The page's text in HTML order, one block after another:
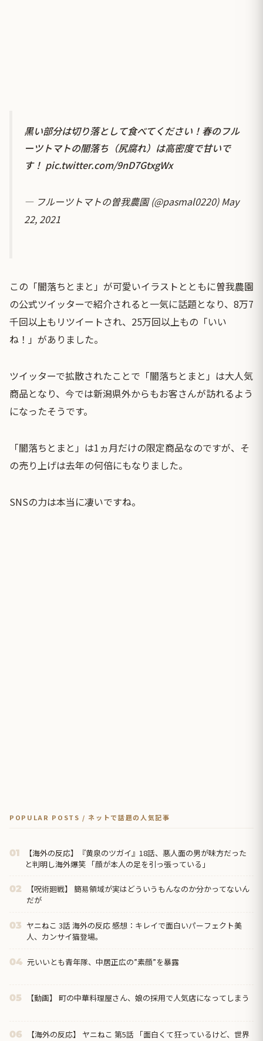
黒い部分は切り落として食べてください！春のフル
ーツトマトの闇落ち（尻腐れ）は高密度で甘いで
す！ pic.twitter.com/9nD7GtxgWx
— フルーツトマトの曽我農園 (@pasmal0220)May
22, 2021
この「闇落ちとまと」が可愛いイラストとともに曽我農園
の公式ツイッターで紹介されると一気に話題となり、8万7
千回以上もリツイートされ、25万回以上もの「いい
ね！」がありました。
ツイッターで拡散されたことで「闇落ちとまと」は大人気
商品となり、今では新潟県外からもお客さんが訪れるよう
になったそうです。
「闇落ちとまと」は1ヵ月だけの限定商品なのですが、そ
の売り上げは去年の何倍にもなりました。
SNSの力は本当に凄いですね。
POPULAR POSTS / ネットで話題の人気記事
01
【海外の反応】『黄泉のツガイ』18話、悪人面の男が味方だった
と判明し海外爆笑 「顔が本人の足を引っ張っている」
02
【呪術廻戦】 簡易領域が実はどういうもんなのか分かってないん
だが
03 ヤニねこ 3話 海外の反応 感想：キレイで面白いパーフェクト美
人、カンサイ猫登場。
04 元いいとも青年隊、中居正広の”素顔”を暴露
05 【動画】 町の中華料理屋さん、娘の採用で人気店になってしまう
06
【海外の反応】 ヤニねこ 第5話 「面白くて狂っているけど、世界